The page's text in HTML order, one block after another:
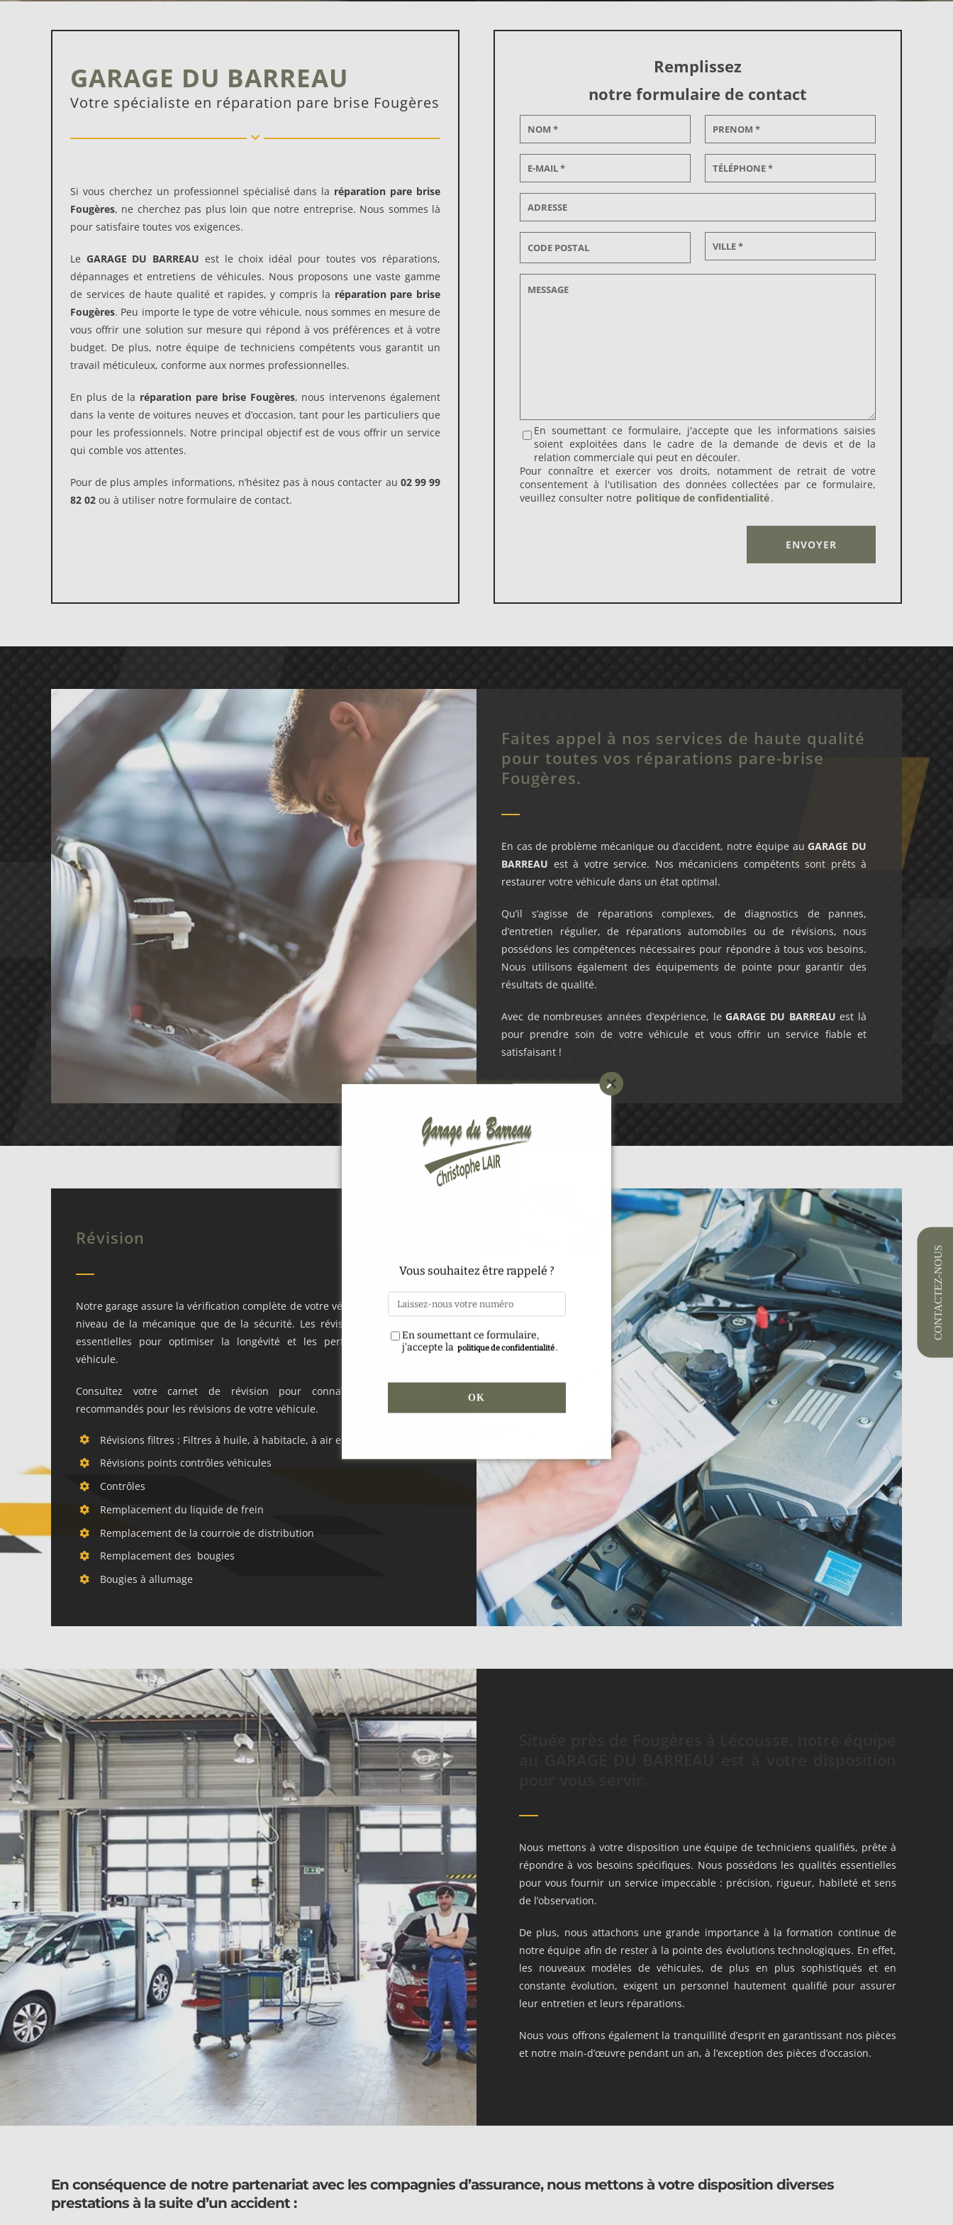
GARAGE DU BARREAU
Votre spécialiste en réparation pare brise Fougères
Si vous cherchez un professionnel spécialisé dans la réparation pare brise
Fougères, ne cherchez pas plus loin que notre entreprise. Nous sommes là
pour satisfaire toutes vos exigences.
Le GARAGE DU BARREAU est le choix idéal pour toutes vos réparations,
dépannages et entretiens de véhicules. Nous proposons une vaste gamme
de services de haute qualité et rapides, y compris la réparation pare brise
Fougères. Peu importe le type de votre véhicule, nous sommes en mesure de
vous offrir une solution sur mesure qui répond à vos préférences et à votre
budget. De plus, notre équipe de techniciens compétents vous garantit un
travail méticuleux, conforme aux normes professionnelles.
En plus de la réparation pare brise Fougères, nous intervenons également
dans la vente de voitures neuves et d’occasion, tant pour les particuliers que
pour les professionnels. Notre principal objectif est de vous offrir un service
qui comble vos attentes.
Pour de plus amples informations, n’hésitez pas à nous contacter au 02 99 99
82 02 ou à utiliser notre formulaire de contact.
Remplissez
notre formulaire de contact
En soumettant ce formulaire, j'accepte que les informations saisies
soient exploitées dans le cadre de la demande de devis et de la
relation commerciale qui peut en découler.
Pour connaître et exercer vos droits, notamment de retrait de votre
consentement à l'utilisation des données collectées par ce formulaire,
veuillez consulter notre politique de confidentialité.
Faites appel à nos services de haute qualité
pour toutes vos réparations pare-brise
Fougères.
En cas de problème mécanique ou d’accident, notre équipe auGARAGE DU
BARREAU est à votre service. Nos mécaniciens compétents sont prêts à
restaurer votre véhicule dans un état optimal.
Qu’il s’agisse de réparations complexes, de diagnostics de pannes,
d’entretien régulier, de réparations automobiles ou de révisions, nous
possédons les compétences nécessaires pour répondre à tous vos besoins.
Nous utilisons également des équipements de pointe pour garantir des
résultats de qualité.
Avec de nombreuses années d’expérience, leGARAGE DU BARREAU est là
pour prendre soin de votre véhicule et vous offrir un service fiable et
satisfaisant !
Révision
Notre garage assure la vérification complète de votre véhicule, aussi bien au
niveau de la mécanique que de la sécurité. Les révisions régulières sont
essentielles pour optimiser la longévité et les performances de votre
véhicule.
Consultez votre carnet de révision pour connaître les intervalles
recommandés pour les révisions de votre véhicule.
Révisions filtres : Filtres à huile, à habitacle, à air et à gasoil
Révisions points contrôles véhicules
Contrôles
Remplacement du liquide de frein
Remplacement de la courroie de distribution
Remplacement des bougies
Bougies à allumage
Nous mettons à votre disposition une équipe de techniciens qualifiés, prête à
répondre à vos besoins spécifiques. Nous possédons les qualités essentielles
pour vous fournir un service impeccable : précision, rigueur, habileté et sens
de l’observation.
De plus, nous attachons une grande importance à la formation continue de
notre équipe afin de rester à la pointe des évolutions technologiques. En effet,
les nouveaux modèles de véhicules, de plus en plus sophistiqués et en
constante évolution, exigent un personnel hautement qualifié pour assurer
leur entretien et leurs réparations.
Nous vous offrons également la tranquillité d’esprit en garantissant nos pièces
et notre main-d’œuvre pendant un an, à l’exception des pièces d’occasion.
En conséquence de notre partenariat avec les compagnies d’assurance, nous mettons à votre disposition diverses
prestations à la suite d’un accident :
CONTACTEZ-NOUS
Vous souhaitez être rappelé ?
En soumettant ce formulaire,
j'accepte la politique de confidentialité .